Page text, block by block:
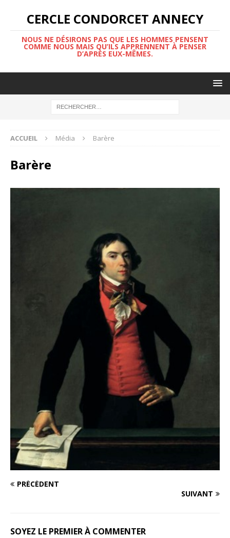
CERCLE CONDORCET ANNECY
NOUS NE DÉSIRONS PAS QUE LES HOMMES PENSENT
COMME NOUS MAIS QU’ILS APPRENNENT À PENSER
D’APRÈS EUX-MÊMES.
ACCUEIL Média Barère
Barère
PRÉCÉDENT
SUIVANT
SOYEZ LE PREMIER À COMMENTER